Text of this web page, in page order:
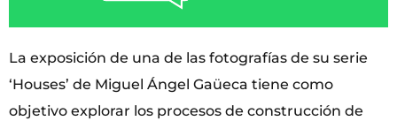
La exposición de una de las fotografías de su serie
‘Houses’ de Miguel Ángel Gaüeca tiene como
objetivo explorar los procesos de construcción de